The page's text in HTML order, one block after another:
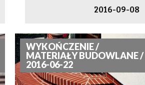
2016-09-08
WYKOŃCZENIE /
MATERIAŁY BUDOWLANE /
2016-06-22